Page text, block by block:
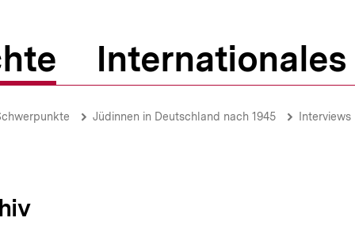
Internationales
Jüdinnen in Deutschland nach 1945 Interviews